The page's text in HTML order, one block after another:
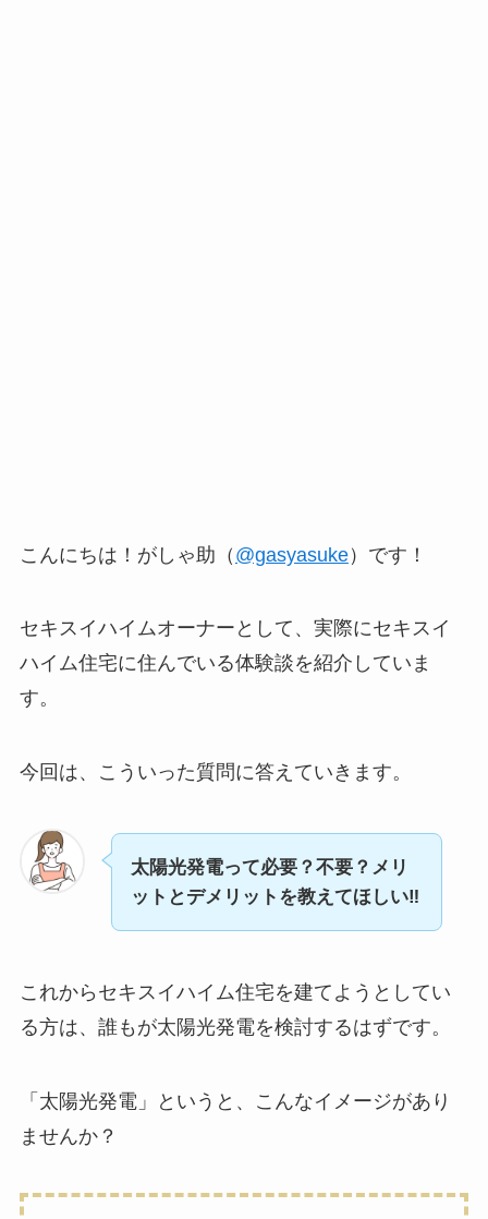
こんにちは！がしゃ助（ @gasyasuke）です！
セキスイハイムオーナーとして、実際にセキスイ
ハイム住宅に住んでいる体験談を紹介していま
す。
今回は、こういった質問に答えていきます。
太陽光発電って必要？不要？メリ
ットとデメリットを教えてほしい‼
これからセキスイハイム住宅を建てようとしてい
る方は、誰もが太陽光発電を検討するはずです。
「太陽光発電」というと、こんなイメージがあり
ませんか？